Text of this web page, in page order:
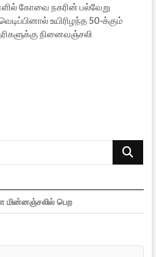
கோவை நகரின் பல்வேறு
உயிரிழந்த 50-க்கும்
நினைவஞ்சலி
Search
மின்னஞ்சலில் பெற